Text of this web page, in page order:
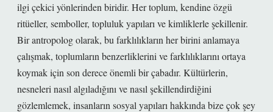
ilgi çekici yönlerinden biridir. Her toplum, kendine özgü
ritüeller, semboller, topluluk yapıları ve kimliklerle şekillenir.
Bir antropolog olarak, bu farklılıkların her birini anlamaya
çalışmak, toplumların benzerliklerini ve farklılıklarını ortaya
koymak için son derece önemli bir çabadır. Kültürlerin,
nesneleri nasıl algıladığını ve nasıl şekillendirdiğini
gözlemlemek, insanların sosyal yapıları hakkında bize çok şey